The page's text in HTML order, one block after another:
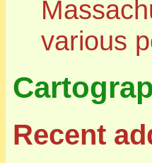
various
Recent